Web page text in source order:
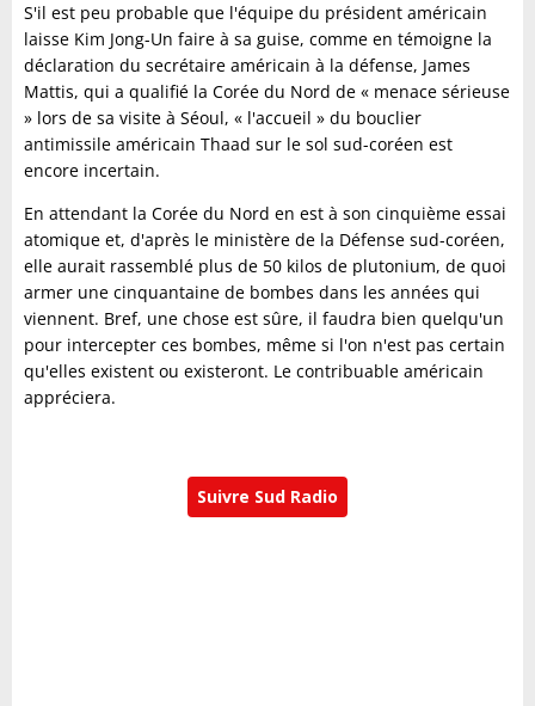
S'il est peu probable que l'équipe du président américain
laisse Kim Jong-Un faire à sa guise, comme en témoigne la
déclaration du secrétaire américain à la défense, James
Mattis, qui a qualifié la Corée du Nord de « menace sérieuse
» lors de sa visite à Séoul, « l'accueil » du bouclier
antimissile américain Thaad sur le sol sud-coréen est
encore incertain.
En attendant la Corée du Nord en est à son cinquième essai
atomique et, d'après le ministère de la Défense sud-coréen,
elle aurait rassemblé plus de 50 kilos de plutonium, de quoi
armer une cinquantaine de bombes dans les années qui
viennent. Bref, une chose est sûre, il faudra bien quelqu'un
pour intercepter ces bombes, même si l'on n'est pas certain
qu'elles existent ou existeront. Le contribuable américain
appréciera.
Suivre Sud Radio